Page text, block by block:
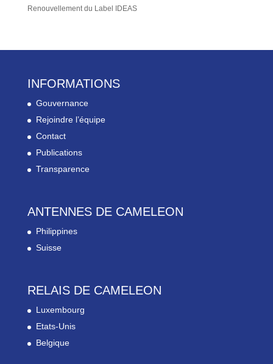
Renouvellement du Label IDEAS
INFORMATIONS
Gouvernance
Rejoindre l’équipe
Contact
Publications
Transparence
ANTENNES DE CAMELEON
Philippines
Suisse
RELAIS DE CAMELEON
Luxembourg
Etats-Unis
Belgique